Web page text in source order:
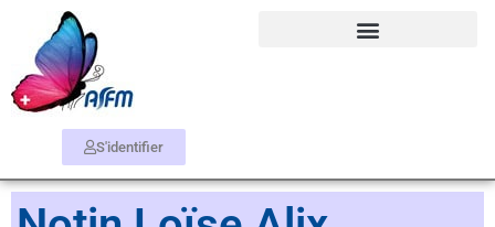
S'identifier